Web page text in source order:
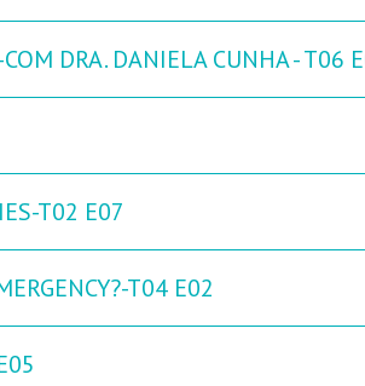
DRA. DANIELA CUNHA - T06
T02 E07
T04 E02